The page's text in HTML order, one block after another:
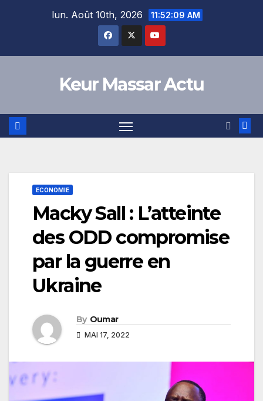
lun. Août 10th, 2026 11:52:10 AM
Keur Massar Actu
ECONOMIE
Macky Sall : L’atteinte
des ODD compromise
par la guerre en
Ukraine
By Oumar
MAI 17, 2022